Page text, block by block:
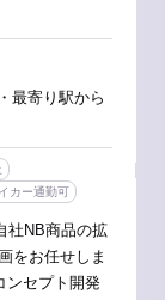
最寄り駅から
カー通勤可
社NB商品の拡
をお任せしま